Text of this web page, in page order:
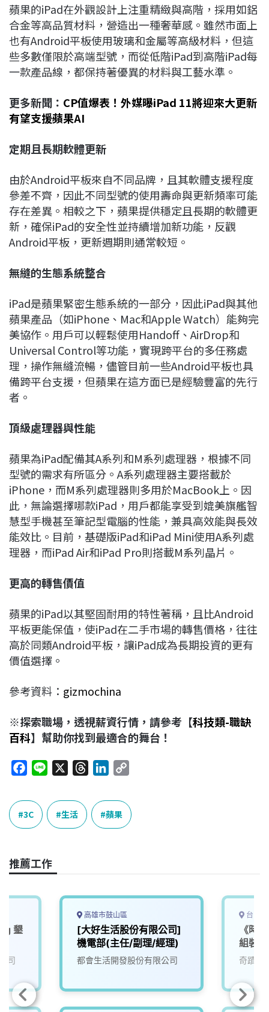
蘋果的iPad在外觀設計上注重精緻與高階，採用如鋁
合金等高品質材料，營造出一種奢華感。雖然市面上
也有Android平板使用玻璃和金屬等高級材料，但這
些多數僅限於高端型號，而從低階iPad到高階iPad每
一款產品線，都保持著優異的材料與工藝水準。
更多新聞： CP值爆表！外媒曝iPad 11將迎來大更新
有望支援蘋果AI
定期且長期軟體更新
由於Android平板來自不同品牌，且其軟體支援程度
參差不齊，因此不同型號的使用壽命與更新頻率可能
存在差異。相較之下，蘋果提供穩定且長期的軟體更
新，確保iPad的安全性並持續增加新功能，反觀
Android平板，更新週期則通常較短。
無縫的生態系統整合
iPad是蘋果緊密生態系統的一部分，因此iPad與其他
蘋果產品（如iPhone、Mac和Apple Watch）能夠完
美協作。用戶可以輕鬆使用Handoff、AirDrop和
Universal Control等功能，實現跨平台的多任務處
理，操作無縫流暢，儘管目前一些Android平板也具
備跨平台支援，但蘋果在這方面已是經驗豐富的先行
者。
頂級處理器與性能
蘋果為iPad配備其A系列和M系列處理器，根據不同
型號的需求有所區分。A系列處理器主要搭載於
iPhone，而M系列處理器則多用於MacBook上。因
此，無論選擇哪款iPad，用戶都能享受到媲美旗艦智
慧型手機甚至筆記型電腦的性能，兼具高效能與長效
能效比。目前，基礎版iPad和iPad Mini使用A系列處
理器，而iPad Air和iPad Pro則搭載M系列晶片。
更高的轉售價值
蘋果的iPad以其堅固耐用的特性著稱，且比Android
平板更能保值，使iPad在二手市場的轉售價格，往往
高於同類Android平板，讓iPad成為長期投資的更有
價值選擇。
參考資料： gizmochina
※探索職場，透視薪資行情，請參考【科技類-職缺
百科】幫助你找到最適合的舞台！
c
e
b
o
k
n
e
e
n
k
e
n
y
k
3C 生活 蘋果
推薦工作
墾
司
高雄市鼓山區
[大好生活股份有限公司]
機電部(主任/副理/經理)
都會生活開發股份有限公司
台中
《時
組裝
奇蹟生